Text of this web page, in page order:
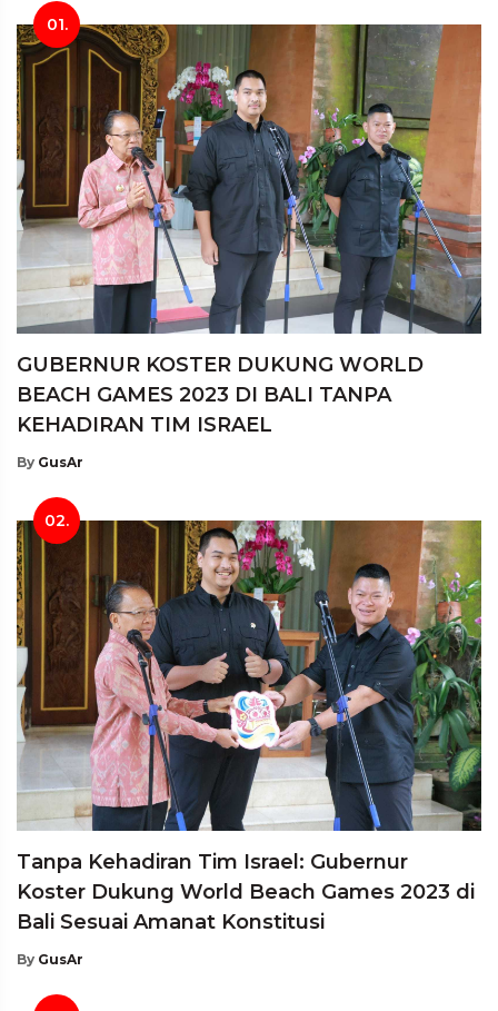
01.
GUBERNUR KOSTER DUKUNG WORLD
BEACH GAMES 2023 DI BALI TANPA
KEHADIRAN TIM ISRAEL
By GusAr
02.
Tanpa Kehadiran Tim Israel: Gubernur
Koster Dukung World Beach Games 2023 di
Bali Sesuai Amanat Konstitusi
By GusAr